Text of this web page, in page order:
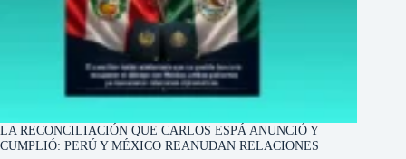
LA RECONCILIACIÓN QUE CARLOS ESPÁ ANUNCIÓ Y
CUMPLIÓ: PERÚ Y MÉXICO REANUDAN RELACIONES